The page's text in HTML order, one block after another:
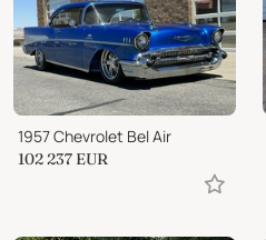
1957 Chevrolet Bel Air
102 237 EUR